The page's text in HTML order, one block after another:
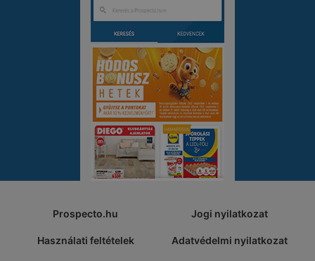
Prospecto.hu Jogi nyilatkozat
Használati feltételek Adatvédelmi nyilatkozat